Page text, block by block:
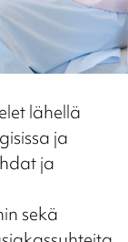
lähellä
ja
ja
sekä